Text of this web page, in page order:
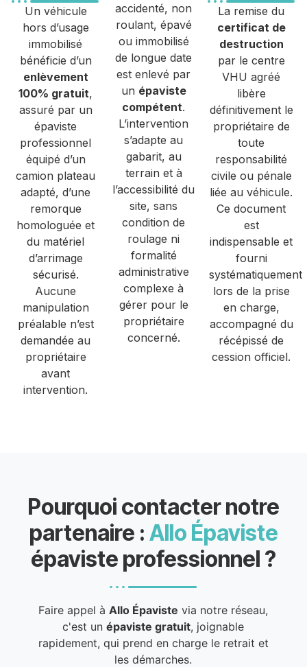
Un véhicule
hors d’usage
immobilisé
bénéficie d’un
enlèvement
100% gratuit,
assuré par un
épaviste
professionnel
équipé d’un
camion plateau
adapté, d’une
remorque
homologuée et
du matériel
d’arrimage
sécurisé.
Aucune
manipulation
préalable n’est
demandée au
propriétaire
avant
intervention.
accidenté, non
roulant, épavé
ou immobilisé
de longue date
est enlevé par
un épaviste
compétent.
L’intervention
s’adapte au
gabarit, au
terrain et à
l’accessibilité du
site, sans
condition de
roulage ni
formalité
administrative
complexe à
gérer pour le
propriétaire
concerné.
La remise du
certificat de
destruction
par le centre
VHU agréé
libère
définitivement le
propriétaire de
toute
responsabilité
civile ou pénale
liée au véhicule.
Ce document
est
indispensable et
fourni
systématiquement
lors de la prise
en charge,
accompagné du
récépissé de
cession officiel.
Pourquoi contacter notre
partenaire : Allo Épaviste
épaviste professionnel ?
Faire appel àAllo Épaviste via notre réseau,
c'est unépaviste gratuit, joignable
rapidement, qui prend en charge le retrait et
les démarches.